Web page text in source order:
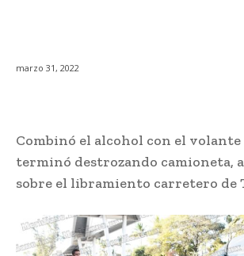
marzo 31, 2022
Combinó el alcohol con el volante
terminó destrozando camioneta,
sobre el libramiento carretero de